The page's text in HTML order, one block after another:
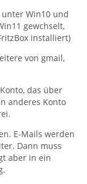
Win10 und
gewchselt,
installiert)
von gmail,
das über
anderes Konto
E-Mails werden
Dann muss
aber in ein